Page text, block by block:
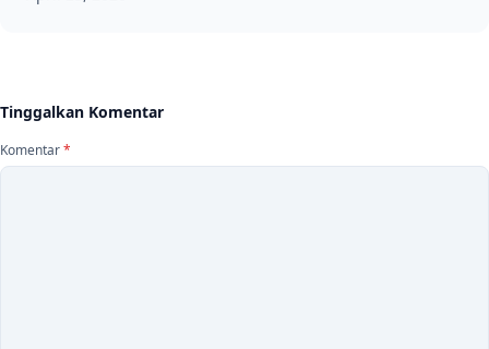
Tinggalkan Komentar
Komentar*